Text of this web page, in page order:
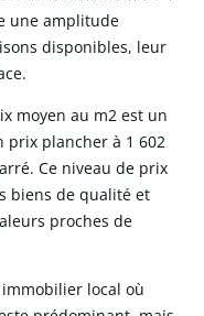
une amplitude
disponibles, leur
moyen au m2 est un
prix plancher à 1 602
Ce niveau de prix
biens de qualité et
proches de
local où